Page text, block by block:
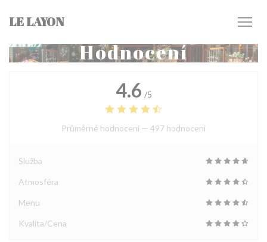
LE LAYON
Hodnocení
4.6 /5
Průměrné hodnocení — 497 hodnoceni
Služba
Atmosféra
Menu
Kvalita/Cena